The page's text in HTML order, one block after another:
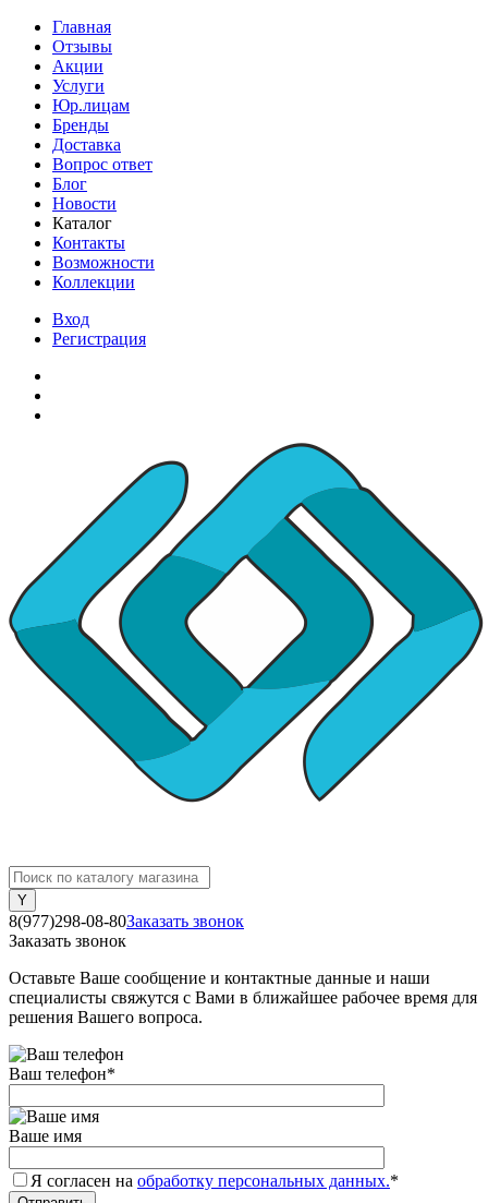
Главная
Отзывы
Акции
Услуги
Юр.лицам
Бренды
Доставка
Вопрос ответ
Блог
Новости
Каталог
Контакты
Возможности
Коллекции
Вход
Регистрация
8(977)298-08-80Заказать звонок
Заказать звонок
Оставьте Ваше сообщение и контактные данные и наши
специалисты свяжутся с Вами в ближайшее рабочее время для
решения Вашего вопроса.
Ваш телефон*
Ваше имя
Я согласен на обработку персональных данных.*